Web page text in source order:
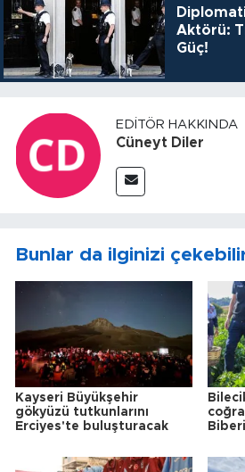
Aktörü:
Güç!
EDITÖR HAKKINDA
Cüneyt Diler
Bunlar da ilginizi
Kayseri Büyükşehir
gökyüzü tutkunlarını
Erciyes'te buluşturacak